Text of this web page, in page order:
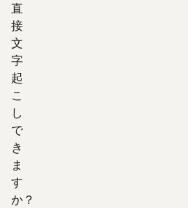
直
接
文
字
起
こ
し
で
き
ま
す
か？